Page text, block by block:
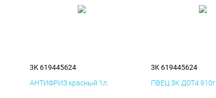
3K 619445624
АНТИФРИЗ красный 1л.
3K 619445624
ПВЕЦ 3K ДОТ4 910г